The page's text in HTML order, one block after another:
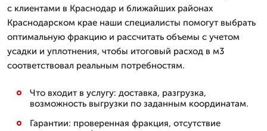
с клиентами в Краснодар и ближайших районах
Краснодарском крае наши специалисты помогут выбрать
оптимальную фракцию и рассчитать объемы с учетом
усадки и уплотнения, чтобы итоговый расход в м3
соответствовал реальным потребностям.
Что входит в услугу: доставка, разгрузка,
возможность выгрузки по заданным координатам.
Гарантии: проверенная фракция, отсутствие